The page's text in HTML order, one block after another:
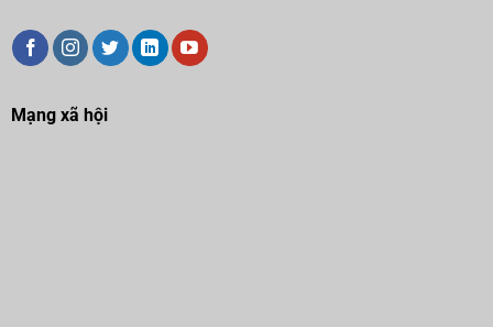
Mạng xã hội